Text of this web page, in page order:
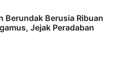
Berundak Berusia Ribuan
Jejak Peradaban